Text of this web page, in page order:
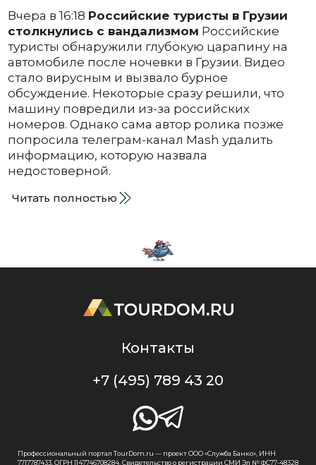
Вчера в 16:18 Российские туристы в Грузии
столкнулись с вандализмом Российские
туристы обнаружили глубокую царапину на
автомобиле после ночевки в Грузии. Видео
стало вирусным и вызвало бурное
обсуждение. Некоторые сразу решили, что
машину повредили из-за российских
номеров. Однако сама автор ролика позже
попросила телеграм-канал Mash удалить
информацию, которую назвала
недостоверной.
Читать полностью
Контакты
+7 (495) 789 43 20
Профессиональный портал TourDom.ru — проект ООО «Служба Банко», ИНН
7717787433, ОГРН 1147746708284. Свидетельство о регистрации СМИ Эл № ФС77-48328